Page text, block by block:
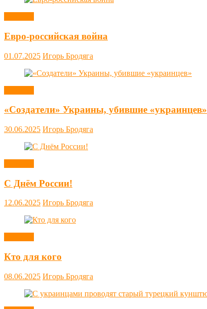
Евро-российская война
01.07.2025 Игорь Бродяга
«Создатели» Украины, убившие «украинцев»
30.06.2025 Игорь Бродяга
С Днём России!
12.06.2025 Игорь Бродяга
Кто для кого
08.06.2025 Игорь Бродяга